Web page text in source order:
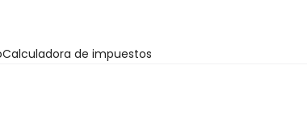
Calculadora de impuestos